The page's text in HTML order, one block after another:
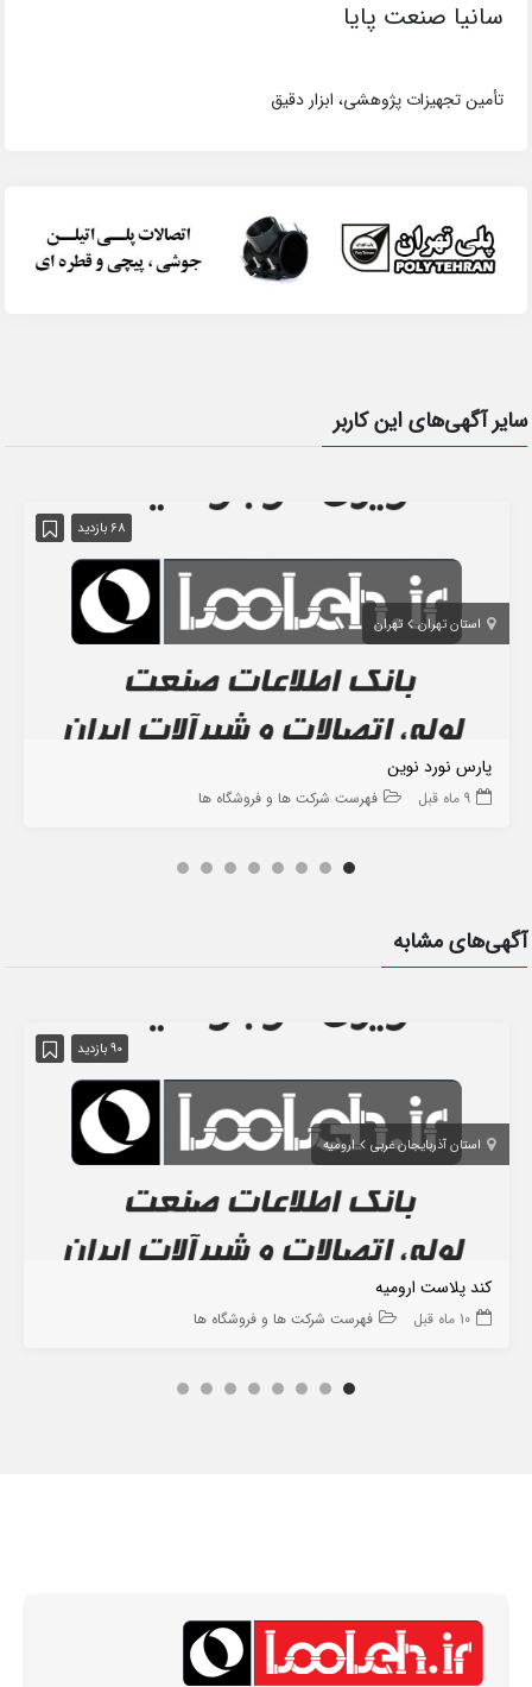
سانیا صنعت پایا
تأمین تجهیزات پژوهشی، ابزار دقیق
سایر آگهی‌های این کاربر
68 بازدید
استان تهران تهران
پارس نورد نوین
9 ماه قبل فهرست شرکت ها و فروشگاه ها
آگهی‌های مشابه
90 بازدید
استان آذربایجان غربی ارومیه
کند پلاست ارومیه
10 ماه قبل فهرست شرکت ها و فروشگاه ها